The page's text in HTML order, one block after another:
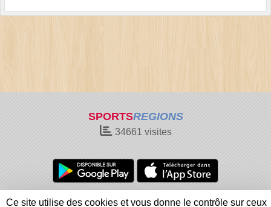
SPORTSREGIONS
34661 visites
Charte cookies Gestion des cookies
Ce site utilise des cookies et vous donne le contrôle sur ceux